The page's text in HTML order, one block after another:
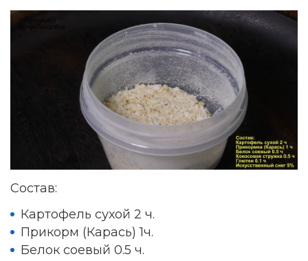
Состав:
Картофель сухой 2 ч.
Прикорм (Карась) 1ч.
Белок соевый 0.5 ч.